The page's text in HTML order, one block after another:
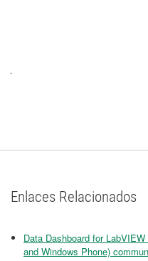
Enlaces Relacionados
Data Dashboard for
and Windows Phone)